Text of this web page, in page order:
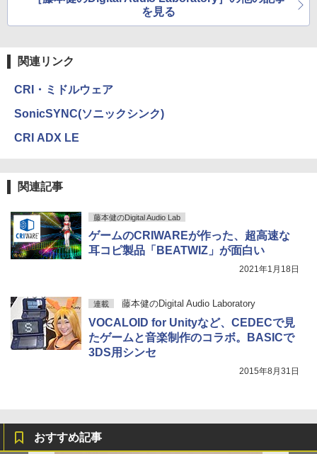
を見る
関連リンク
CRI・ミドルウェア
SonicSYNC(ソニックシンク)
CRI ADX LE
関連記事
藤本健のDigital Audio Lab
ゲームのCRIWAREが作った、超高速な
耳コピ製品「BEATWIZ」が面白い
2021年1月18日
連載 藤本健のDigital Audio Laboratory
VOCALOID for Unityなど、CEDECで見
たゲームと音楽制作のコラボ。BASICで
3DS用シンセ
2015年8月31日
おすすめ記事